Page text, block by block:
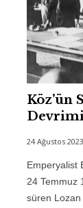
Köz’ün
24 Ağustos 2023
Emperyalist
24 Temmuz
süren Lozan